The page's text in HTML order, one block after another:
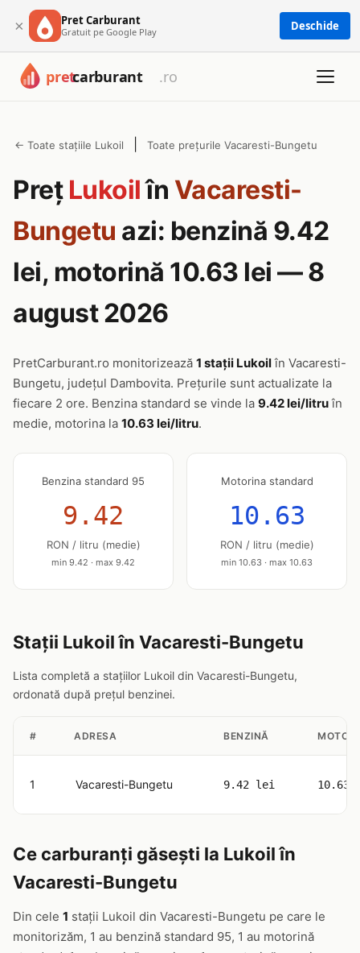
× Pret Carburant
Gratuit pe Google Play Deschide
← Toate stațiile Lukoil Toate prețurile Vacaresti-Bungetu
Preț Lukoilîn Vacaresti-
Bungetu azi: benzină 9.42
lei, motorină 10.63 lei — 8
august 2026
PretCarburant.ro monitorizează 1 stații Lukoilîn Vacaresti-
Bungetu, județul Dambovita. Prețurile sunt actualizate la
fiecare 2 ore. Benzina standard se vinde la 9.42 lei/litruîn
medie, motorina la 10.63 lei/litru.
Benzina standard 95
9.42
RON / litru (medie)
min 9.42 · max 9.42
Motorina standard
10.63
RON / litru (medie)
min 10.63 · max 10.63
Stații Lukoil în Vacaresti-Bungetu
Lista completă a stațiilor Lukoil din Vacaresti-Bungetu,
ordonată după prețul benzinei.
# ADRESA BENZINĂ
1 Vacaresti-Bungetu 9.42 lei 10.63
Ce carburanți găsești la Lukoil în
Vacaresti-Bungetu
Din cele 1 stații Lukoil din Vacaresti-Bungetu pe care le
monitorizăm, 1 au benzină standard 95, 1 au motorină